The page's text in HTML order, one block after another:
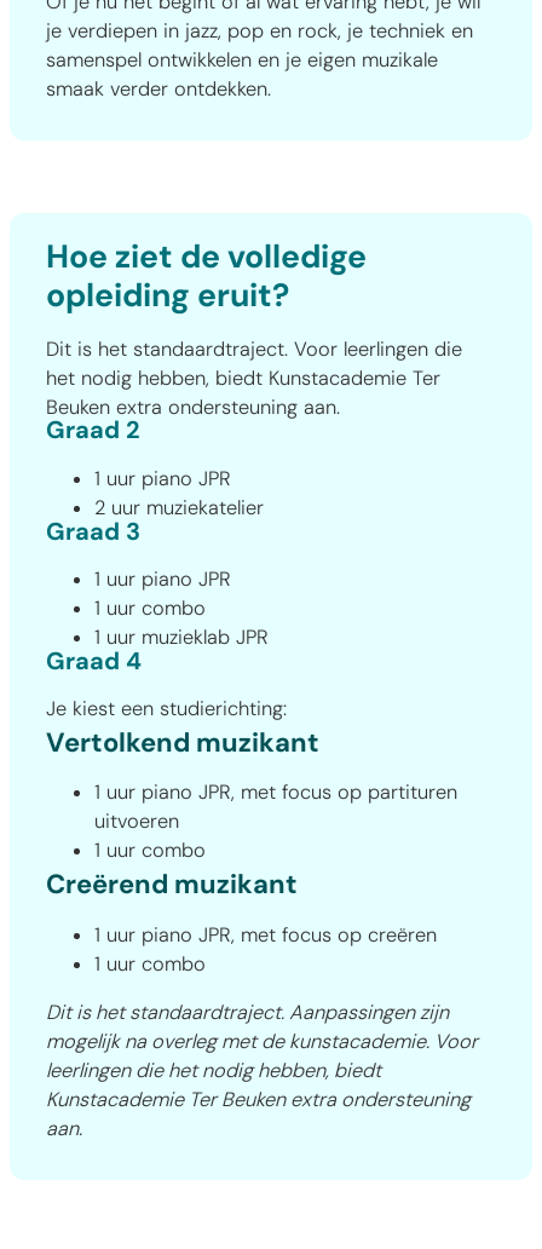
je verdiepen in jazz, pop en rock, je techniek en
samenspel ontwikkelen en je eigen muzikale
smaak verder ontdekken.
Hoe ziet de volledige
opleiding eruit?
Dit is het standaardtraject. Voor leerlingen die
het nodig hebben, biedt Kunstacademie Ter
Beuken extra ondersteuning aan.
Graad 2
1 uur piano JPR
2 uur muziekatelier
Graad 3
1 uur piano JPR
1 uur combo
1 uur muzieklab JPR
Graad 4
Je kiest een studierichting:
Vertolkend muzikant
1 uur piano JPR, met focus op partituren
uitvoeren
1 uur combo
Creërend muzikant
1 uur piano JPR, met focus op creëren
1 uur combo
Dit is het standaardtraject. Aanpassingen zijn
mogelijk na overleg met de kunstacademie. Voor
leerlingen die het nodig hebben, biedt
Kunstacademie Ter Beuken extra ondersteuning
aan.